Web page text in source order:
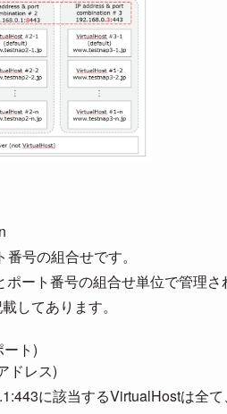
号の組合せです。
ート番号の組合せ単位で管理さ
してあります。
ト)
ドレス)
に該当するVirtualHostは全て、